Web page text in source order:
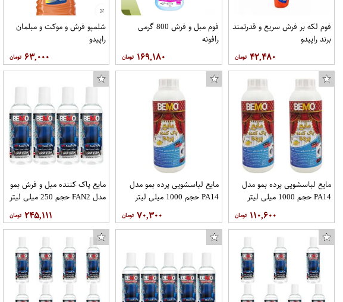
فوم لکه بر فرش سریع و قدرتمند
برند راپیدو
۴۲,۴۸۰
فوم مبل و فرش 800 گرمی
رافونه
۱۶۹,۱۸۰
شلمپو فرش و موکت و مبلمان
راپیدو
۶۳,۰۰۰
مایع لباسشویی پرده بمو مدل
PA14 حجم 1000 میلی لیتر
۱۱۰,۶۰۰
مایع لباسشویی پرده بمو مدل
PA14 حجم 1000 میلی لیتر
۷۰,۳۰۰
مایع پاک کننده مبل و فرش بمو
مدل FAN2 حجم 250 میلی لیتر
۲۴۵,۱۱۱